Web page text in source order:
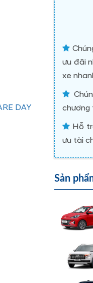
DAY
ưu đãi
xe
chương
Hỗ
ưu tài
Sản